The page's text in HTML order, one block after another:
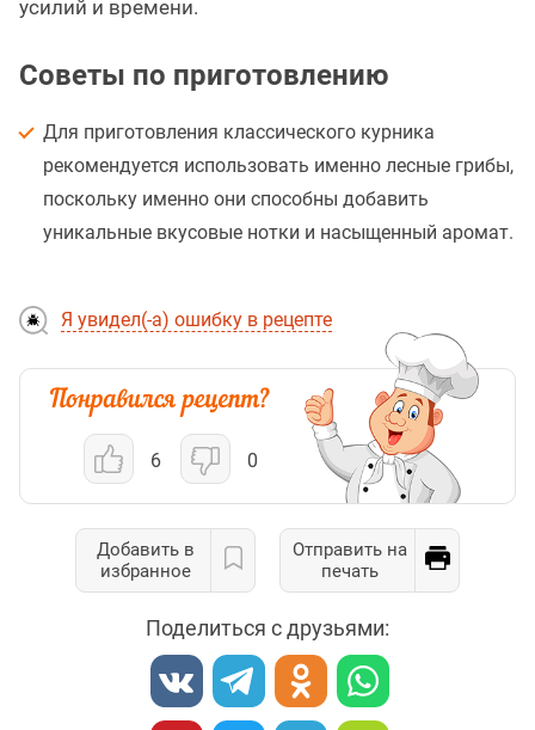
усилий и времени.
Советы по приготовлению
Для приготовления классического курника
рекомендуется использовать именно лесные грибы,
поскольку именно они способны добавить
уникальные вкусовые нотки и насыщенный аромат.
Я увидел(-а) ошибку в рецепте
6 0
Добавить в
избранное
Отправить на
печать
Поделиться с друзьями: